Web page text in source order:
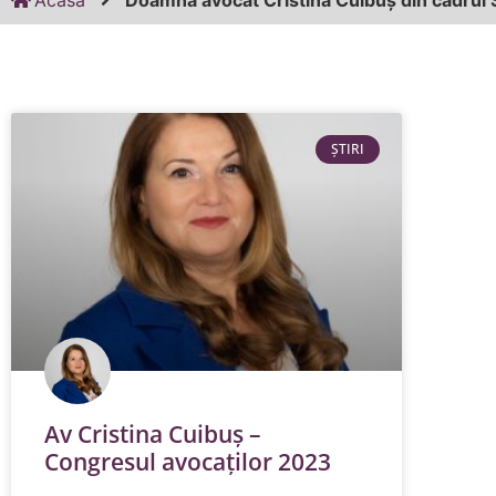
ȘTIRI
Av Cristina Cuibuș –
Congresul avocaților 2023